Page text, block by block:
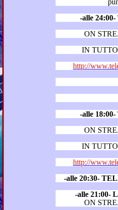
-alle
ON
IN
http://
-alle
ON
IN
http://
-alle 20:30-
-alle 21:00-
ON